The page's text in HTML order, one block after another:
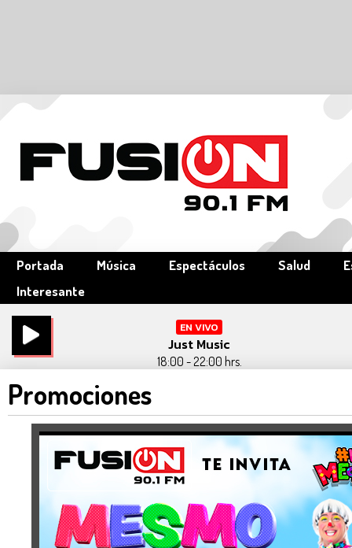
Portada Música Espectáculos Salud
Interesante
EN VIVO
Just Music
18:00 - 22:00 hrs.
Promociones